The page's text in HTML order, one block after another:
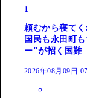
1
頼むから寝て
国民も永田町
ー"が招く国難
2026年08月09日